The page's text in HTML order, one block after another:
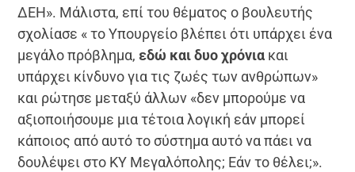
ΔΕΗ». Μάλιστα, επί του θέματος ο βουλευτής
σχολίασε « το Υπουργείο βλέπει ότι υπάρχει ένα
μεγάλο πρόβλημα, εδώ και δυο χρόνια και
υπάρχει κίνδυνο για τις ζωές των ανθρώπων»
και ρώτησε μεταξύ άλλων «δεν μπορούμε να
αξιοποιήσουμε μια τέτοια λογική εάν μπορεί
κάποιος από αυτό το σύστημα αυτό να πάει να
δουλέψει στο ΚΥ Μεγαλόπολης; Εάν το θέλει;».